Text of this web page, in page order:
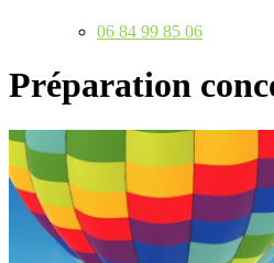
06 84 99 85 06
Préparation